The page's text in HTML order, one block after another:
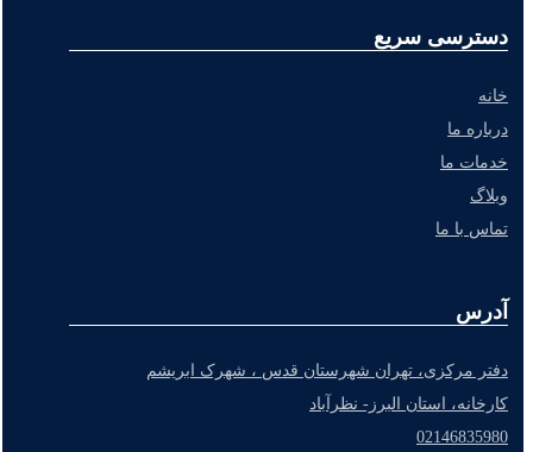
دسترسی سریع
خانه
درباره ما
خدمات ما
وبلاگ
تماس با ما
آدرس
دفتر مرکزی، تهران شهرستان قدس ، شهرک ابریشم
کارخانه، استان البرز- نظرآباد
02146835980